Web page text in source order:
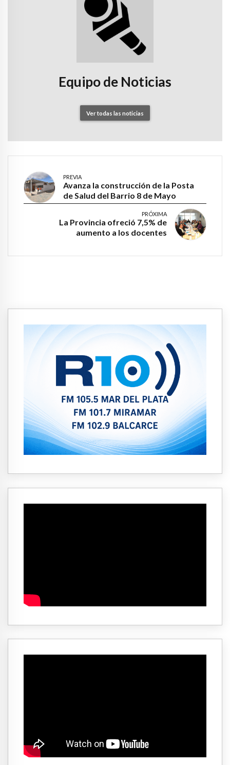
Equipo de Noticias
Ver todas las noticias
PREVIA
Avanza la construcción de la Posta
de Salud del Barrio 8 de Mayo
PRÓXIMA
La Provincia ofreció 7,5% de
aumento a los docentes